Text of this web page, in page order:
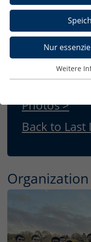
Nur
Weitere
Home >
Schedule >
Photos >
Back to Last
Organization